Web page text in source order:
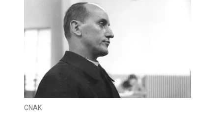
CNAK